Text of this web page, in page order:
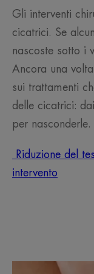
Gli interventi
cicatrici. Se
nascoste sotto i
Ancora una
sui trattamenti
delle cicatrici:
per nasconderle.
Riduzione del
intervento